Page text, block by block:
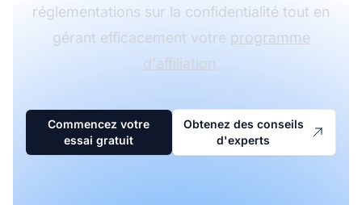
réglementations sur la confidentialité tout en
gérant efficacement votre programme
d'affiliation.
Commencez votre
essai gratuit
Obtenez des conseils
d'experts